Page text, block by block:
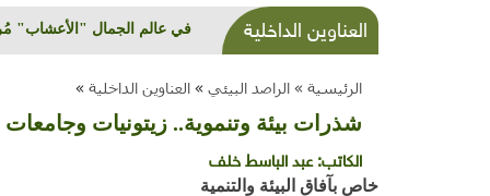
العناوين الداخلية ارتفاع الحرارة "قاتل صامت"
الرئيسية » الراصد البيئي » العناوين الداخلية »
شذرات بيئة وتنموية.. زيتونيات
الكاتب:عبد الباسط خلف
خاص بآفاق البيئة والتنمية